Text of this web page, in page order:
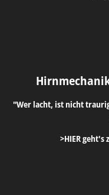
"Wer lacht, ist nicht
>HIER geht's